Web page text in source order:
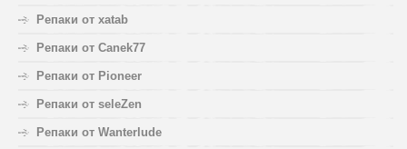
Репаки от xatab
Репаки от Canek77
Репаки от Pioneer
Репаки от seleZen
Репаки от Wanterlude